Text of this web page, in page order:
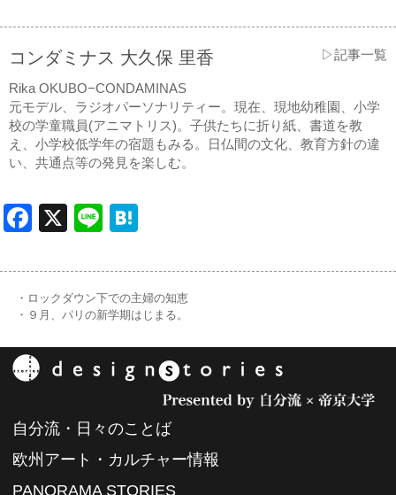
コンダミナス 大久保 里香 ▷記事一覧
Rika OKUBO−CONDAMINAS
元モデル、ラジオパーソナリティー。現在、現地幼稚園、小学
校の学童職員(アニマトリス)。子供たちに折り紙、書道を教
え、小学校低学年の宿題もみる。日仏間の文化、教育方針の違
い、共通点等の発見を楽しむ。
Facebook
X Line
・ロックダウン下での主婦の知恵
・９月、パリの新学期はじまる。
自分流・日々のことば
欧州アート・カルチャー情報
PANORAMA STORIES